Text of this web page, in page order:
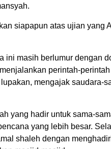
siapapun atas ujian yang
ini masih berlumur dengan
perintah-
mengajak saudara-
yang hadir untuk sama-
yang lebih besar.
shaleh dengan